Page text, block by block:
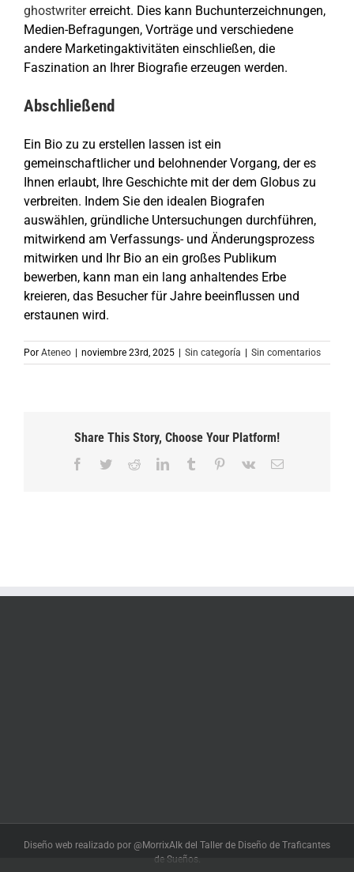
ghostwritererreicht. Dies kann Buchunterzeichnungen,
Medien-Befragungen, Vorträge und verschiedene
andere Marketingaktivitäten einschließen, die
Faszination an Ihrer Biografie erzeugen werden.
Abschließend
Ein Bio zu zu erstellen lassen ist ein
gemeinschaftlicher und belohnender Vorgang, der es
Ihnen erlaubt, Ihre Geschichte mit der dem Globus zu
verbreiten. Indem Sie den idealen Biografen
auswählen, gründliche Untersuchungen durchführen,
mitwirkend am Verfassungs- und Änderungsprozess
mitwirken und Ihr Bio an ein großes Publikum
bewerben, kann man ein lang anhaltendes Erbe
kreieren, das Besucher für Jahre beeinflussen und
erstaunen wird.
Por Ateneo noviembre 23rd, 2025 Sin categoría Sin comentarios
Share This Story, Choose Your Platform!
Facebook
TwitterRedditLinkedInTumblr Pinterest
Vk
Correo
Diseño web realizado por @MorrixAlk del Taller de Diseño de Traficantes
de Sueños.